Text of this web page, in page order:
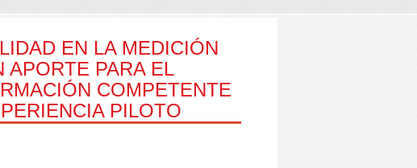
EN LA MEDICIÓN
APORTE PARA EL
COMPETENTE
PILOTO